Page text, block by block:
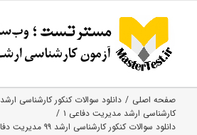
content
صفحه اصلی
دانلود سوالات کنکور کارشناسی ارشد
کارشناسی ارشد مدیریت دفاعی ۱
دانلود سوالات کنکور کارشناسی ارشد ۹۹ مدیریت دفاعی (۱)